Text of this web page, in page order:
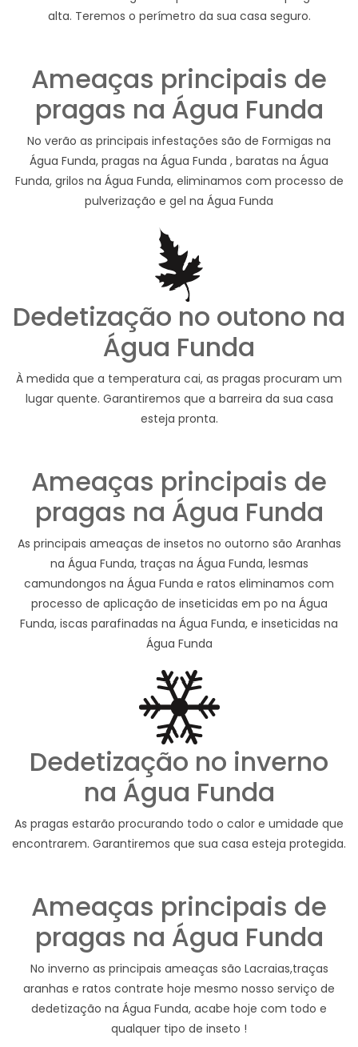
alta. Teremos o perímetro da sua casa seguro.
Ameaças principais de
pragas na Água Funda
No verão as principais infestações são de Formigas na
Água Funda, pragas na Água Funda , baratas na Água
Funda, grilos na Água Funda, eliminamos com processo de
pulverização e gel na Água Funda
Dedetização no outono na
Água Funda
À medida que a temperatura cai, as pragas procuram um
lugar quente. Garantiremos que a barreira da sua casa
esteja pronta.
Ameaças principais de
pragas na Água Funda
As principais ameaças de insetos no outorno são Aranhas
na Água Funda, traças na Água Funda, lesmas
camundongos na Água Funda e ratos eliminamos com
processo de aplicação de inseticidas em po na Água
Funda, iscas parafinadas na Água Funda, e inseticidas na
Água Funda
Dedetização no inverno
na Água Funda
As pragas estarão procurando todo o calor e umidade que
encontrarem. Garantiremos que sua casa esteja protegida.
Ameaças principais de
pragas na Água Funda
No inverno as principais ameaças são Lacraias,traças
aranhas e ratos contrate hoje mesmo nosso serviço de
dedetização na Água Funda, acabe hoje com todo e
qualquer tipo de inseto !